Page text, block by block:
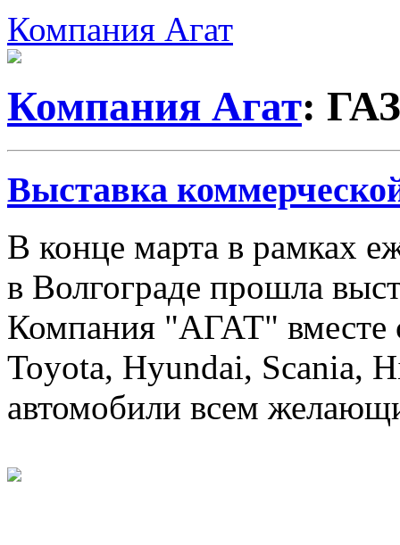
Компания Агат
Компания Агат: ГАЗ
Выставка
В конце марта в рамках
в Волгограде прошла
Компания "АГАТ" вместе
Toyota, Hyundai, Scania,
автомобили всем